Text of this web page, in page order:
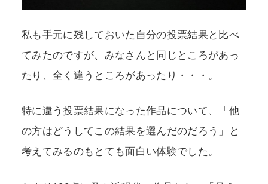
私も手元に残しておいた自分の投票結果と比べ
てみたのですが、みなさんと同じところがあっ
たり、全く違うところがあったり・・・。
特に違う投票結果になった作品について、「他
の方はどうしてこの結果を選んだのだろう」と
考えてみるのもとても面白い体験でした。